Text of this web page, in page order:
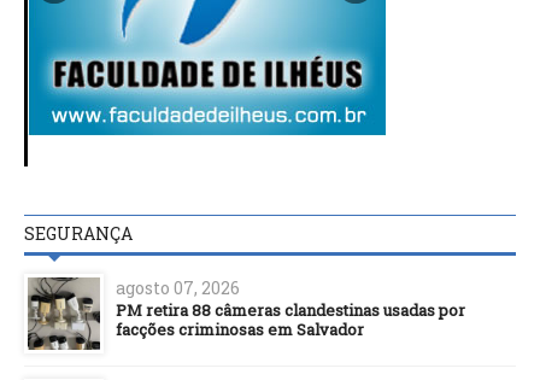
SEGURANÇA
agosto 07, 2026
PM retira 88 câmeras clandestinas usadas por
facções criminosas em Salvador